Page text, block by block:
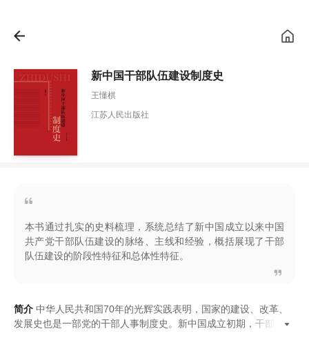
新中国干部队伍建设制度史
王懂棋
江苏人民出版社
本书通过扎实的史料梳理，系统总结了新中国成立以来中国
共产党干部队伍建设的脉络、主线和经验，概括展现了干部
队伍建设的阶段性特征和总体性特征。
中华人民共和国70年的光辉实践表明 ， 国家的建设、 改革、
发展史也是一部党的干部人事制度史。 新中国成立初期 ， 干部人事
简介